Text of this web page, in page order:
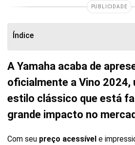
PUBLICIDADE
Índice
A Yamaha acaba de
oficialmente a Vino 2024,
estilo clássico que está
grande impacto no
Com seu preço acessível e